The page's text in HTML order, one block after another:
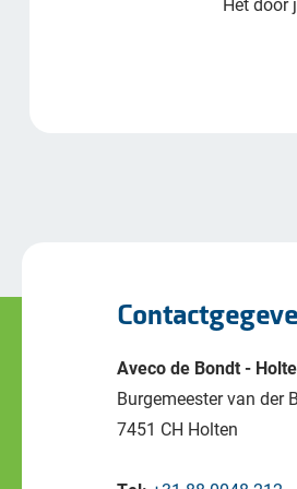
Aveco de Bondt -
Burgemeester van der
7451 CH Holten